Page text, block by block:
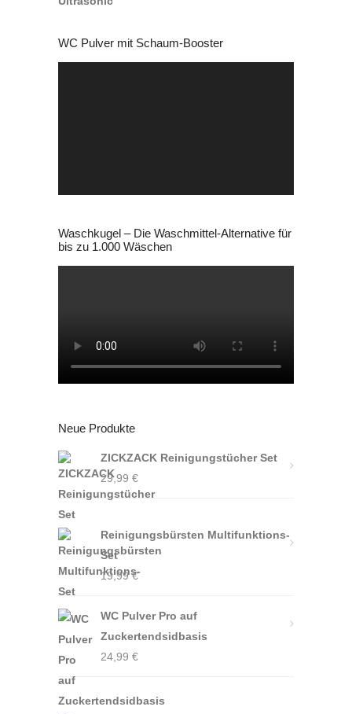
WC Pulver mit Schaum-Booster
Waschkugel – Die Waschmittel-Alternative für
bis zu 1.000 Wäschen
Neue Produkte
ZICKZACK Reinigungstücher Set
29,99 €
Reinigungsbürsten Multifunktions-
Set
19,99€
WC Pulver Pro auf
Zuckertendsidbasis
24,99 €